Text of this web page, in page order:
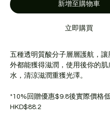
新增至購物車
立即購買
五種透明質酸分子層層護航，讓
外都能獲得滋潤，使用後你的肌
水，清涼滋潤重獲光澤。
*10%回贈優惠$9.8後實際價格
HKD$88.2